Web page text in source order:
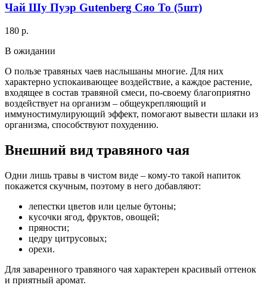
Чай Шу Пуэр Gutenberg Сяо То (5шт)
180 р.
В ожидании
О пользе травяных чаев наслышаны многие. Для них
характерно успокаивающее воздействие, а каждое растение,
входящее в состав травяной смеси, по-своему благоприятно
воздействует на организм – общеукрепляющий и
иммуностимулирующий эффект, помогают вывести шлаки из
организма, способствуют похудению.
Внешний вид травяного чая
Одни лишь травы в чистом виде – кому-то такой напиток
покажется скучным, поэтому в него добавляют:
лепестки цветов или целые бутоны;
кусочки ягод, фруктов, овощей;
пряности;
цедру цитрусовых;
орехи.
Для заваренного травяного чая характерен красивый оттенок
и приятный аромат.